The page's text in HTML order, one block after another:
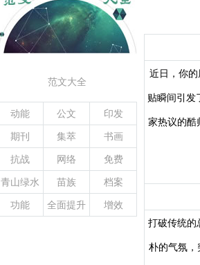
范文大全
动能 公文 印发
期刊 集萃 书画
抗战 网络 免费
青山绿水 苗族 档案
功能 全面提升 增效
近日，你
贴瞬间引发
家热议的酷
打破传统的
朴的气氛，